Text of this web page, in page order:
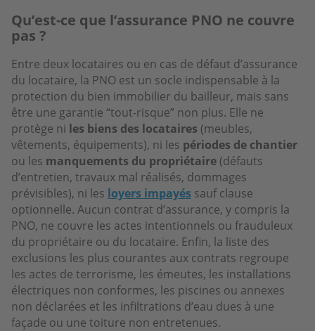
Qu’est-ce que l’assurance PNO ne couvre
pas ?
Entre deux locataires ou en cas de défaut d’assurance
du locataire, la PNO est un socle indispensable à la
protection du bien immobilier du bailleur, mais sans
être une garantie “tout-risque” non plus. Elle ne
protège ni les biens des locataires (meubles,
vêtements, équipements), ni les périodes de chantier
ou les manquements du propriétaire (défauts
d’entretien, travaux mal réalisés, dommages
prévisibles), ni les loyers impayés sauf clause
optionnelle. Aucun contrat d’assurance, y compris la
PNO, ne couvre les actes intentionnels ou frauduleux
du propriétaire ou du locataire. Enfin, la liste des
exclusions les plus courantes aux contrats regroupe
les actes de terrorisme, les émeutes, les installations
électriques non conformes, les piscines ou annexes
non déclarées et les infiltrations d’eau dues à une
façade ou une toiture non entretenues.